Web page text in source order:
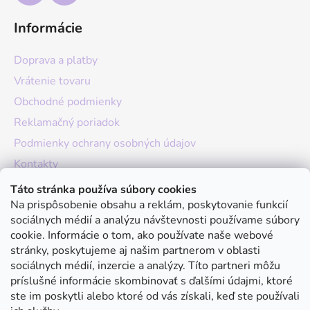
Táto stránka používa súbory cookies
Na prispôsobenie obsahu a reklám, poskytovanie funkcií
sociálnych médií a analýzu návštevnosti používame súbory
cookie. Informácie o tom, ako používate naše webové
stránky, poskytujeme aj našim partnerom v oblasti
sociálnych médií, inzercie a analýzy. Títo partneri môžu
príslušné informácie skombinovať s ďalšími údajmi, ktoré
ste im poskytli alebo ktoré od vás získali, keď ste používali
Informácie
Doprava a platby
Vrátenie tovaru
Obchodné podmienky
Reklamačný poriadok
Podmienky ochrany osobných údajov
Kontakty
O nás
Hodnotenie obchodu
Moja objednávka
Instagram